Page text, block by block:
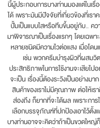
นี้ผู้ประกอบการบางท่านมองแต่ในเ
ได้ เพราะมันมีปัจจัยที่เกี่ยวข้องที่เร
ปั้มเป็นแบบใสหรือทึบขึ้นอยู่กับ… ควา
มาพิจารณาเป็นเรื่องแรกๆ โดยเฉพา
หลายชนิดมีความไวต่อแสง เมื่อโด
เช่น พวกครีมบำรุงผิวที่ผสมวิ
ประสิทธิภาพในการใช้งานจะเสียไป
จะเป็น เรื่องนี้ต้องระวังเป็นอย่างมา
สินค้าของเราไม่มีคุณภาพ ต่อให้เร
ส่องถึง ก็ยากที่จะได้ผล เพราะกา
เลือกบรรจุภัณฑ์ที่ปกป้องเอาไว้ตั้ง
บางท่านอาจจะคิดว่าถ้าเป็นขวดใหญ่